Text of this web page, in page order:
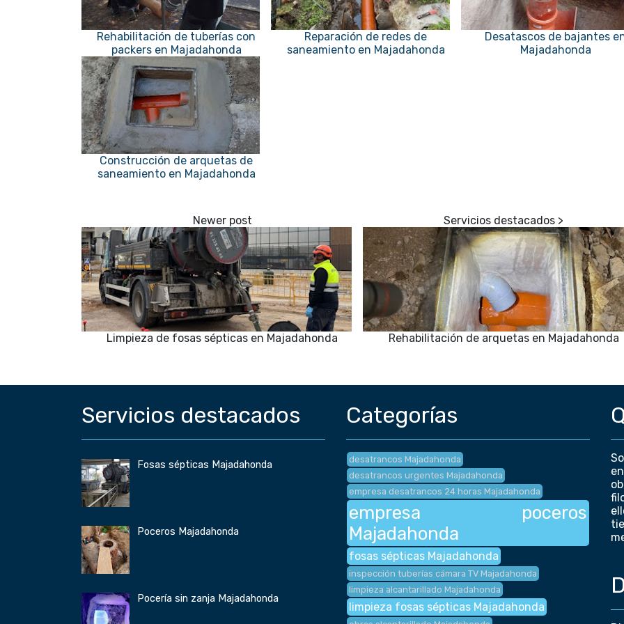
Rehabilitación de tuberías con
packers en Majadahonda
Reparación de redes de
saneamiento en Majadahonda
Desatascos de bajantes
Majadahonda
Construcción de arquetas de
saneamiento en Majadahonda
Limpieza de fosas sépticas en Majadahonda Rehabilitación de arquetas en Majadahonda
Servicios destacados
Fosas sépticas Majadahonda
Poceros Majadahonda
Pocería sin zanja Majadahonda
Categorías
desatrancos Majadahonda
desatrancos urgentes Majadahonda
empresa desatrancos 24 horas Majadahonda
empresa poceros
Majadahonda
fosas sépticas Majadahonda
inspección tuberías cámara TV Majadahonda
limpieza alcantarillado Majadahonda
limpieza fosas sépticas Majadahonda